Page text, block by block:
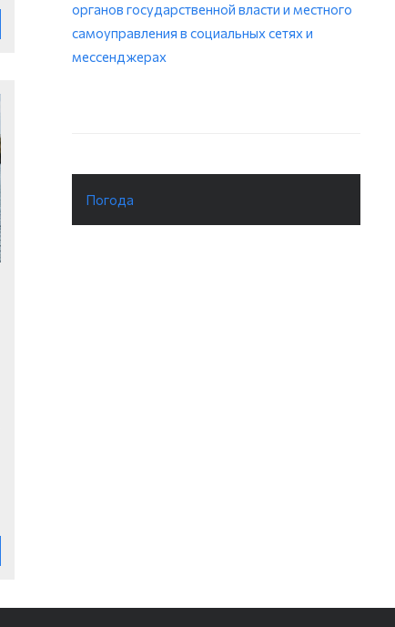
органов государственной власти и местного
самоуправления в социальных сетях и
мессенджерах
Погода